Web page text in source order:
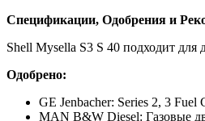
Спецификации, Одобрения и
Shell Mysella S3 S 40 подходит для
Одобрено:
GE Jenbacher: Series 2, 3 Fuel
MAN B&W Diesel: Газовые